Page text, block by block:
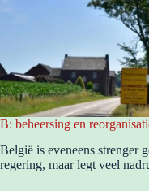
B: beheersing en
België is eveneens strenger
regering, maar legt veel